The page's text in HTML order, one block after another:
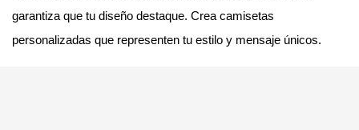
garantiza que tu diseño destaque. Crea camisetas
personalizadas que representen tu estilo y mensaje únicos.